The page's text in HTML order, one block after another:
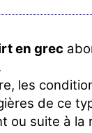
en grec
les
de ce
ou suite à la